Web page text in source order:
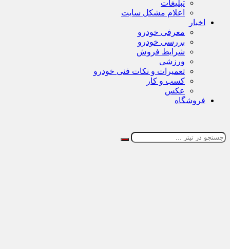
تبلیغات
اعلام مشکل سایت
اخبار
معرفی خودرو
بررسی خودرو
شرایط فروش
ورزشی
تعمیرات و نکات فنی خودرو
کسب و کار
عکس
فروشگاه